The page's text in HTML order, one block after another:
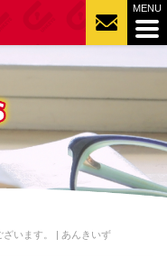
ざいます。 | あんきいず